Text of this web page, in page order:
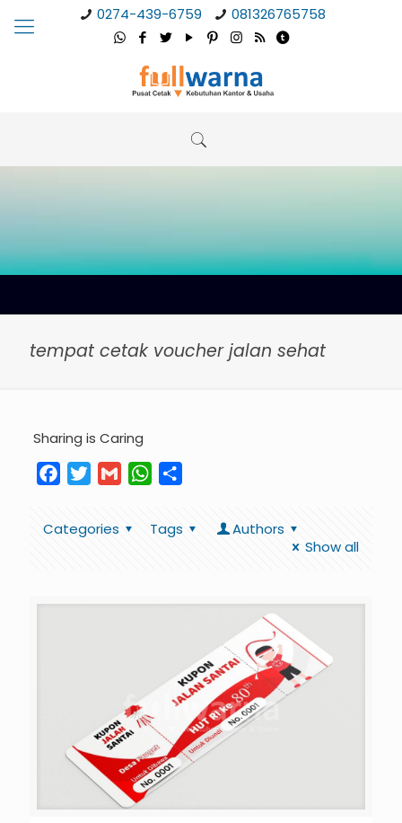
0274-439-6759 081326765758
tempat cetak voucher jalan sehat
Sharing is Caring
FacebookTwitterGmail WhatsApp
Categories Tags
Authors
Show all